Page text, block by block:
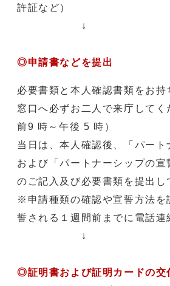
許証など）
↓
◎申請書などを提出
必要書類と本人確認書類をお持
窓口へ必ずお二人で来庁して
前9 時～午後 5 時）
当日は、本人確認後、「パート
および「パートナーシップの宣
のご記入及び必要書類を提出し
※申請種類の確認や宣誓方法を
誓される１週間前までに電話連
↓
◎証明書および証明カードの交